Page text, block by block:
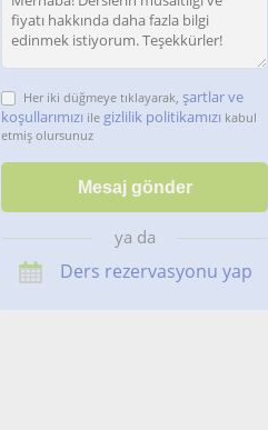
Her iki düğmeye tıklayarak, şartlar ve
koşullarımızı ile gizlilik politikamızı kabul
etmiş olursunuz
ya da
Ders rezervasyonu yap